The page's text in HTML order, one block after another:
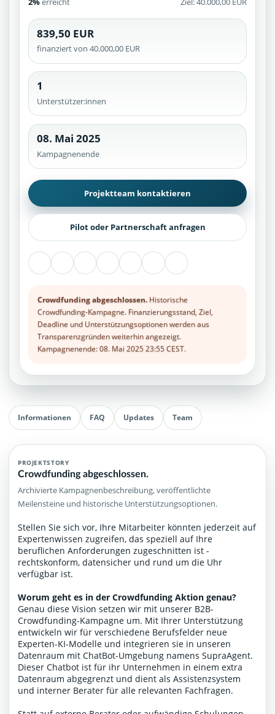
839,50 EUR
finanziert von 40.000,00 EUR
1
Unterstützer:innen
08. Mai 2025
Kampagnenende
Projektteam kontaktieren
Pilot oder Partnerschaft anfragen
Crowdfunding abgeschlossen.Historische
Crowdfunding-Kampagne. Finanzierungsstand, Ziel,
Deadline und Unterstützungsoptionen werden aus
Transparenzgründen weiterhin angezeigt.
Kampagnenende: 08. Mai 2025 23:55 CEST.
Informationen FAQ Updates Team
PROJEKTSTORY
Crowdfunding abgeschlossen.
Archivierte Kampagnenbeschreibung, veröffentlichte
Meilensteine und historische Unterstützungsoptionen.
Stellen Sie sich vor, Ihre Mitarbeiter könnten jederzeit auf
Expertenwissen zugreifen, das speziell auf Ihre
beruflichen Anforderungen zugeschnitten ist -
rechtskonform, datensicher und rund um die Uhr
verfügbar ist.
Worum geht es in der Crowdfunding Aktion genau?
Genau diese Vision setzen wir mit unserer B2B-
Crowdfunding-Kampagne um. Mit Ihrer Unterstützung
entwickeln wir für verschiedene Berufsfelder neue
Experten-KI-Modelle und integrieren sie in unseren
Datenraum mit ChatBot-Umgebung namens SupraAgent.
Dieser Chatbot ist für ihr Unternehmen in einem extra
Datenraum abgegrenzt und dient als Assistenzsystem
und interner Berater für alle relevanten Fachfragen.